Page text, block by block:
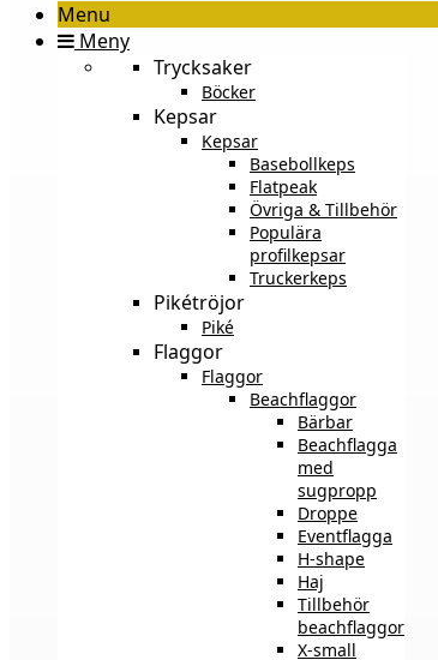
Menu
Meny
Trycksaker
Böcker
Kepsar
Kepsar
Basebollkeps
Flatpeak
Övriga & Tillbehör
Populära
profilkepsar
Truckerkeps
Pikétröjor
Piké
Flaggor
Flaggor
Beachflaggor
Bärbar
Beachflagga
med
sugpropp
Droppe
Eventflagga
H-shape
Haj
Tillbehör
beachflaggor
X-small